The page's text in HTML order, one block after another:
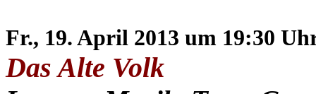
Fr., 19. April 2013 um 19:30
Das Alte Volk